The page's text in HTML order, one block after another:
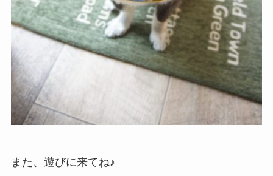
また、遊びに来てね♪